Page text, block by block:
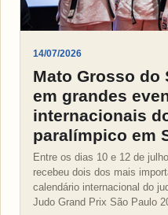
14/07/2026
Mato Grosso do
em grandes
internacionais
paralímpico em
Entre os dias 10 e 12 de
recebeu dois dos mais
calendário internacional do
Judo Grand Prix São Paulo